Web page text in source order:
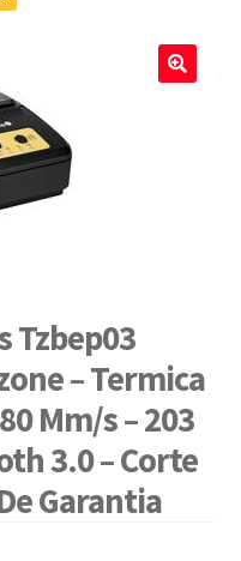
Tzbep03
– Termica
Mm/s – 203
3.0 – Corte
Garantia